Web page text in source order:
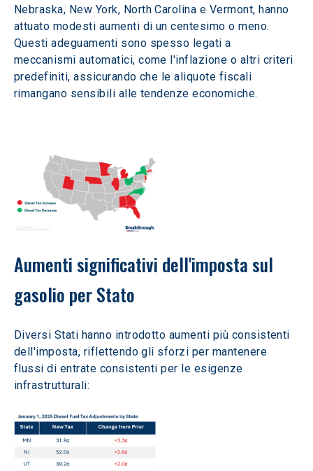
Nebraska, New York, North Carolina e Vermont, hanno
attuato modesti aumenti di un centesimo o meno.
Questi adeguamenti sono spesso legati a
meccanismi automatici, come l'inflazione o altri criteri
predefiniti, assicurando che le aliquote fiscali
rimangano sensibili alle tendenze economiche.
Aumenti significativi dell'imposta sul
gasolio per Stato
Diversi Stati hanno introdotto aumenti più consistenti
dell'imposta, riflettendo gli sforzi per mantenere
flussi di entrate consistenti per le esigenze
infrastrutturali: